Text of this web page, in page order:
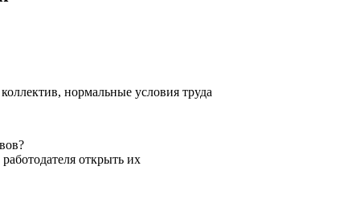
нормальные условия труда
открыть их